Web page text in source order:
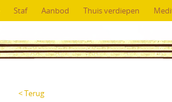
Staf Aanbod Thuis verdiepen
< Terug